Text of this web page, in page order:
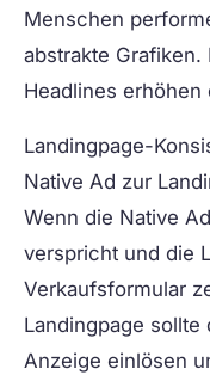
Menschen
abstrakte Grafiken.
Headlines
Landingpage-
Native Ad zur
Wenn die Native
verspricht und die
Verkaufsformular
Landingpage
Anzeige einlösen